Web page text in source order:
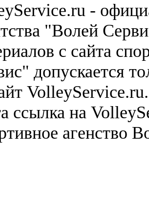
-
"Волей
с сайта
допускается
ссылка на
агенство